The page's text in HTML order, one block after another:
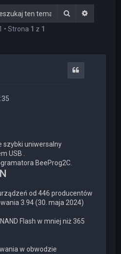
Szukaj
• Strona 1 z 1
szybki uniwersalny
USB .
BeeProg2C.
od 446 producentów
3.94 (30. maja 2024)
Flash w mniej niż 365
w obwodzie